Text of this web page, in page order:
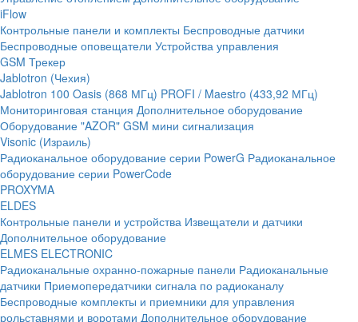
iFlow
Контрольные панели и комплекты Беспроводные датчики
Беспроводные оповещатели Устройства управления
GSM Трекер
Jablotron (Чехия)
Jablotron 100 Oasis (868 МГц) PROFI / Maestro (433,92 МГц)
Мониторинговая станция Дополнительное оборудование
Оборудование "AZOR" GSM мини сигнализация
Visonic (Израиль)
Радиоканальное оборудование серии PowerG Радиоканальное
оборудование серии PowerCode
PROXYMA
ELDES
Контрольные панели и устройства Извещатели и датчики
Дополнительное оборудование
ELMES ELECTRONIC
Радиоканальные охранно-пожарные панели Радиоканальные
датчики Приемопередатчики сигнала по радиоканалу
Беспроводные комплекты и приемники для управления
рольставнями и воротами Дополнительное оборудование